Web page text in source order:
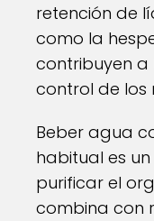
retención de
como la
contribuyen a
control de los
Beber agua
habitual es
purificar el
combina con